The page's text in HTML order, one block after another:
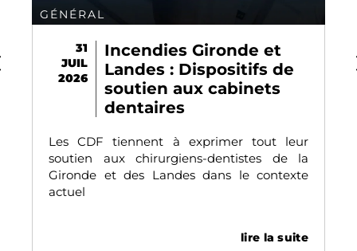
GÉNÉRAL
31
JUIL
2026
Incendies Gironde et
Landes : Dispositifs de
soutien aux cabinets
dentaires
Les CDF tiennent à exprimer tout leur
soutien aux chirurgiens-dentistes de la
Gironde et des Landes dans le contexte
actuel
lire la suite